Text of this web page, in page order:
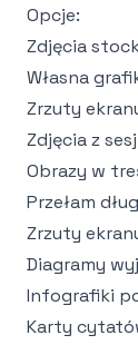
Opcje:
Zdjęcia
Własna
Zrzuty
Zdjęcia z
Obrazy w
Przełam
Zrzuty
Diagramy
Infografiki
Karty